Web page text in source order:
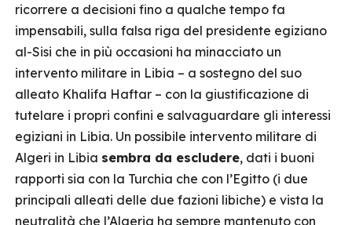
ricorrere a decisioni fino a qualche tempo fa
impensabili, sulla falsa riga del presidente egiziano
al-Sisi che in più occasioni ha minacciato un
intervento militare in Libia – a sostegno del suo
alleato Khalifa Haftar – con la giustificazione di
tutelare i propri confini e salvaguardare gli interessi
egiziani in Libia. Un possibile intervento militare di
Algeri in Libia sembra da escludere, dati i buoni
rapporti sia con la Turchia che con l’Egitto (i due
principali alleati delle due fazioni libiche) e vista la
neutralità che l’Algeria ha sempre mantenuto con